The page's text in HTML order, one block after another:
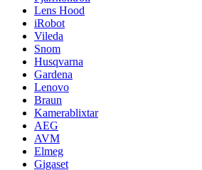
Lens Hood
iRobot
Vileda
Snom
Husqvarna
Gardena
Lenovo
Braun
Kamerablixtar
AEG
AVM
Elmeg
Gigaset